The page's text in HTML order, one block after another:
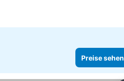
Preise sehen